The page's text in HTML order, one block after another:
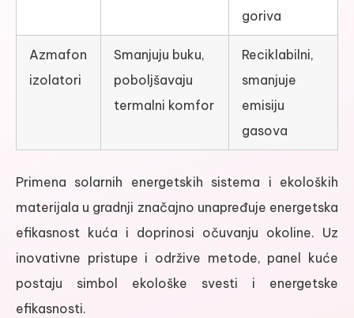
goriva
Azmafon
izolatori
Smanjuju buku,
poboljšavaju
termalni komfor
Reciklabilni,
smanjuje
emisiju
gasova
Primena solarnih energetskih sistema i ekoloških
materijala u gradnji značajno unapređuje energetska
efikasnost kuća i doprinosi očuvanju okoline. Uz
inovativne pristupe i održive metode, panel kuće
postaju simbol ekološke svesti i energetske
efikasnosti.